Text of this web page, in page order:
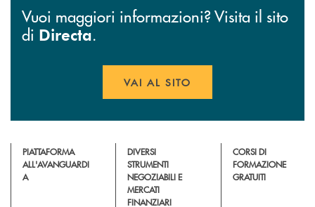
Vuoi maggiori informazioni? Visita il sito
di Directa.
VAI AL SITO
PIATTAFORMA
ALL'AVANGUARDI
A
DIVERSI
STRUMENTI
NEGOZIABILI E
MERCATI
FINANZIARI
CORSI DI
FORMAZIONE
GRATUITI